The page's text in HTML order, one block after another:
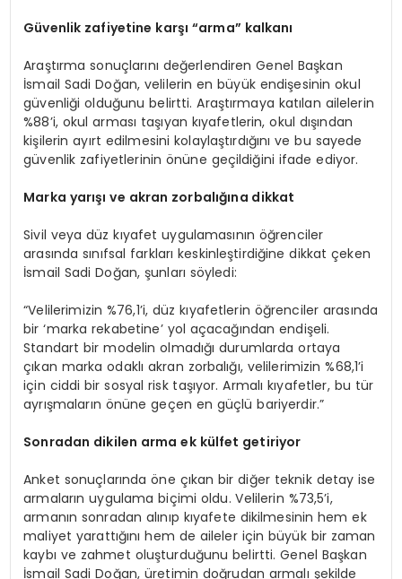
Güvenlik zafiyetine karşı “arma” kalkanı
Araştırma sonuçlarını değerlendiren Genel Başkan
İsmail Sadi Doğan, velilerin en büyük endişesinin okul
güvenliği olduğunu belirtti. Araştırmaya katılan ailelerin
%88’i, okul arması taşıyan kıyafetlerin, okul dışından
kişilerin ayırt edilmesini kolaylaştırdığını ve bu sayede
güvenlik zafiyetlerinin önüne geçildiğini ifade ediyor.
Marka yarışıve akran zorbalığına dikkat
Sivil veya düz kıyafet uygulamasının öğrenciler
arasında sınıfsal farkları keskinleştirdiğine dikkat çeken
İsmail Sadi Doğan, şunları söyledi:
“Velilerimizin %76,1’i, düz kıyafetlerin öğrenciler arasında
bir ‘marka rekabetine’ yol açacağından endişeli.
Standart bir modelin olmadığı durumlarda ortaya
çıkan marka odaklı akran zorbalığı, velilerimizin %68,1’i
için ciddi bir sosyal risk taşıyor. Armalı kıyafetler, bu tür
ayrışmaların önüne geçen en güçlü bariyerdir.”
Sonradan dikilen armaek külfet getiriyor
Anket sonuçlarında öne çıkan bir diğer teknik detay ise
armaların uygulama biçimi oldu. Velilerin %73,5’i,
armanın sonradan alınıp kıyafete dikilmesinin hem ek
maliyet yarattığını hem de aileler için büyük bir zaman
kaybı ve zahmet oluşturduğunu belirtti. Genel Başkan
İsmail Sadi Doğan, üretimin doğrudan armalı şekilde